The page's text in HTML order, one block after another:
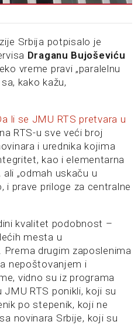
Srbija potpisalo je
Draganu Bujoševiću
vreme pravi „paralelnu
kako kažu,
li se JMU RTS pretvara u
RTS-u sve veći broj
i urednika kojima
kao i elementarna
„odmah uskaču u
i prave priloge za centralne
kvalitet podobnost –
mesta u
drugim zaposlenima
nepoštovanjem i
vidno su iz programa
RTS ponikli, koji su
po stepenik, koji ne
novinara Srbije, koji su